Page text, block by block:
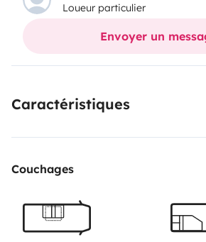
mas agora ela não está com tempo
viajarmos , então eu adoraria ter a
lindo .
sentir te em casa , já que mamãe
Loueur particulier
Envoyer un
Caractéristiques
Couchages